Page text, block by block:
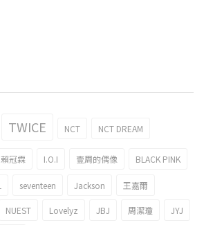
TWICE NCT NCT DREAM
賴冠霖 I.O.I 壹周的偶像 BLACK PINK
seventeen Jackson 王嘉爾
NUEST Lovelyz JBJ 周潔瓊 JYJ